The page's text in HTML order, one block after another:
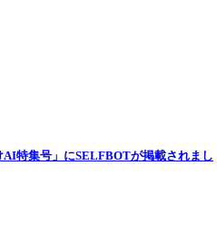
特集号」にSELFBOTが掲載されまし